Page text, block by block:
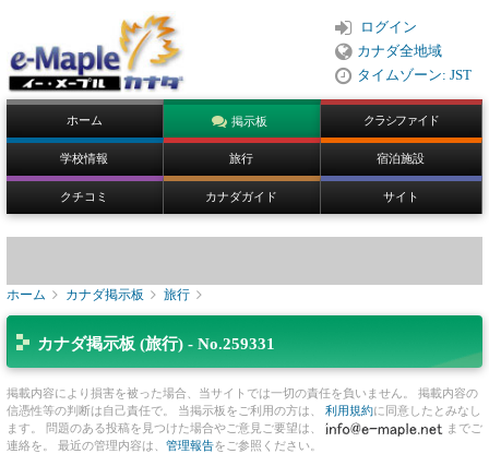
ログイン
カナダ全地域
タイムゾーン: JST
ホーム 掲示板 クラシファイド
学校情報 旅行 宿泊施設
クチコミ カナダガイド サイト
ホーム カナダ掲示板 旅行
カナダ掲示板 (旅行) - No.259331
掲載内容により損害を被った場合、当サイトでは一切の責任を負いません。 掲載内容の
信憑性等の判断は自己責任で。 当掲示板をご利用の方は、 利用規約に同意したとみなし
ます。 問題のある投稿を見つけた場合やご意見ご要望は、
までご
連絡を。 最近の管理内容は、 管理報告をご参照ください。